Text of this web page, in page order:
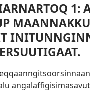
1:
angalaf­figisimasavut